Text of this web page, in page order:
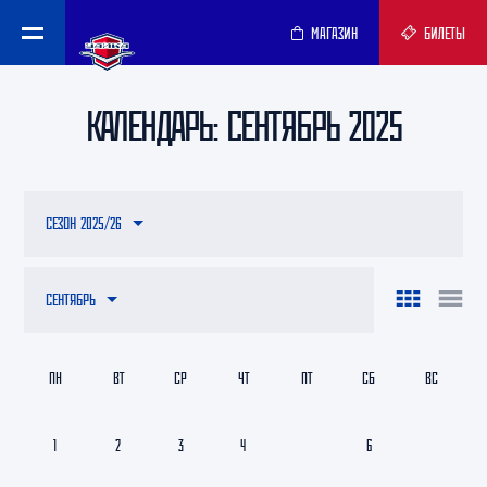
МАГАЗИН БИЛЕТЫ
КАЛЕНДАРЬ: СЕНТЯБРЬ 2025
СЕНТЯБРЬ
СЕЗОН 2025/26
1 2 3 4 6
ПН ВТ СР ЧТ ПТ СБ ВС